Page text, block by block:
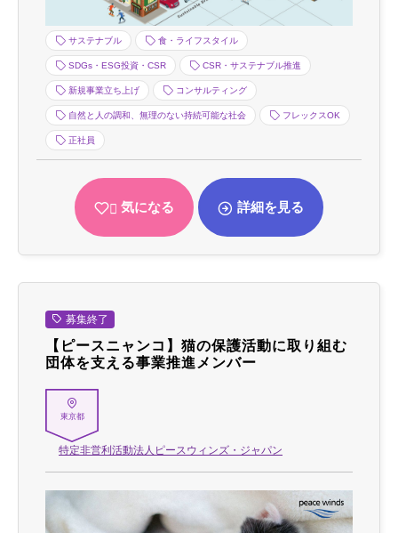
サステナブル 食・ライフスタイル
SDGs・ESG投資・CSR CSR・サステナブル推進
新規事業立ち上げ コンサルティング
自然と人の調和、無理のない持続可能な社会 フレックスOK
正社員
気になる 詳細を見る
募集終了
【ピースニャンコ】猫の保護活動に取り組む
団体を支える事業推進メンバー
東京都
特定非営利活動法人ピースウィンズ・ジャパン